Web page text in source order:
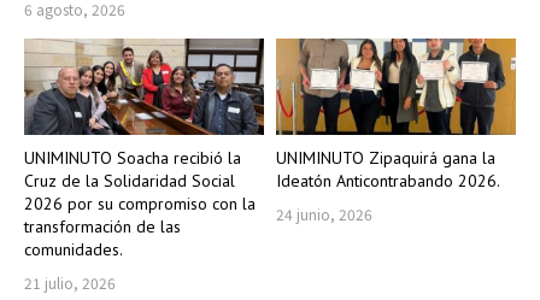
6 agosto, 2026
UNIMINUTO Soacha recibió la
Cruz de la Solidaridad Social
2026 por su compromiso con la
transformación de las
comunidades.
21 julio, 2026
UNIMINUTO Zipaquirá gana la
Ideatón Anticontrabando 2026.
24 junio, 2026